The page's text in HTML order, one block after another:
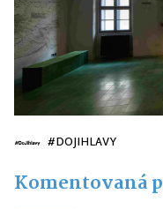
#DOJIHLAVY
Komentovaná